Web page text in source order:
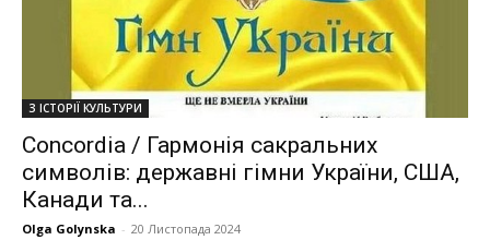
З ІСТОРІЇ КУЛЬТУРИ
Concordia / Гармонія сакральних
символів: державні гімни України, США,
Канади та...
Olga Golynska - 20 Листопада 2024